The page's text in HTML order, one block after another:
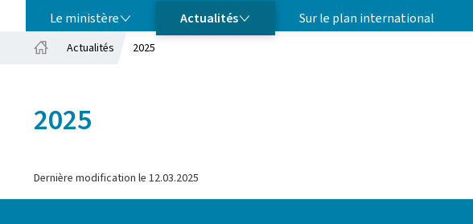
Le ministère Actualités
ACTUALITÉS
Sur le plan international
Actualités 2025
2025
Dernière modification le 12.03.2025